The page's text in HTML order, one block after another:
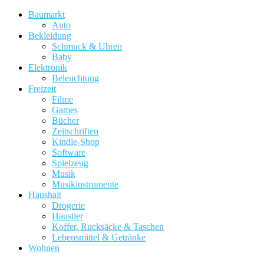
Baumarkt
Auto
Bekleidung
Schmuck & Uhren
Baby
Elektronik
Beleuchtung
Freizeit
Filme
Games
Bücher
Zeitschriften
Kindle-Shop
Software
Spielzeug
Musik
Musikinstrumente
Haushalt
Drogerie
Haustier
Koffer, Rucksäcke & Taschen
Lebensmittel & Getränke
Wohnen